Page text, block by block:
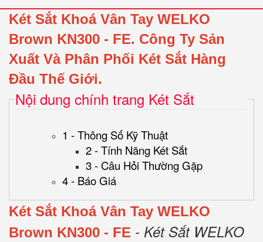
Két Sắt Khoá Vân Tay WELKO
Brown KN300 - FE. Công Ty Sản
Xuất Và Phân Phối Két Sắt Hàng
Đầu Thế Giới.
Nội dung chính trang Két Sắt
1 - Thông Số Kỹ Thuật
2 - Tính Năng Két Sắt
3 - Câu Hỏi Thường Gặp
4 - Báo Giá
Két Sắt Khoá Vân Tay WELKO
Brown KN300 - FE - Két Sắt WELKO